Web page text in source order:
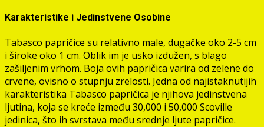
Karakteristike i Jedinstvene Osobine
Tabasco papričice su relativno male, dugačke oko 2-5 cm
i široke oko 1 cm. Oblik im je usko izdužen, s blago
zašiljenim vrhom. Boja ovih papričica varira od zelene do
crvene, ovisno o stupnju zrelosti. Jedna od najistaknutijih
karakteristika Tabasco papričica je njihova jedinstvena
ljutina, koja se kreće između 30,000 i 50,000 Scoville
jedinica, što ih svrstava među srednje ljute papričice.